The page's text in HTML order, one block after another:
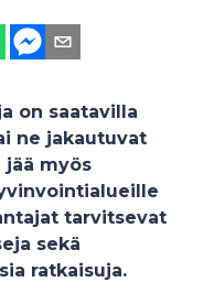
on saatavilla
ne jakautuvat
jää myös
tarvitsevat
sekä
ratkaisuja.